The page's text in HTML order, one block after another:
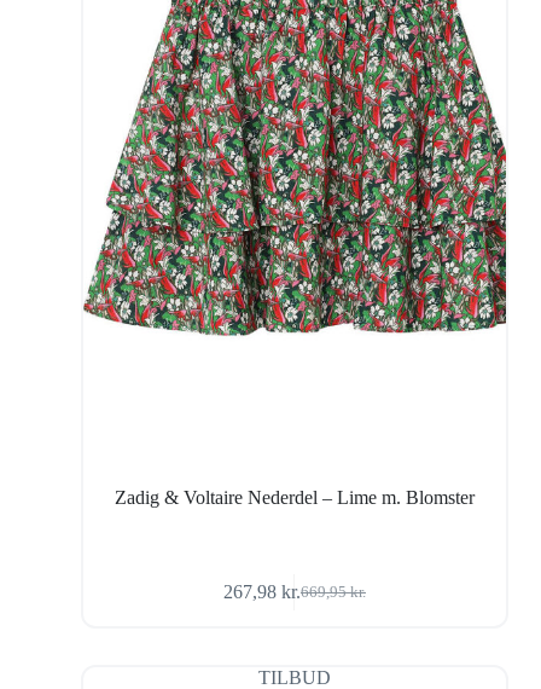
Zadig & Voltaire Nederdel – Lime m. Blomster
669,95kr.
Den
var:
267,98 kr.Den
er:
TILBUD